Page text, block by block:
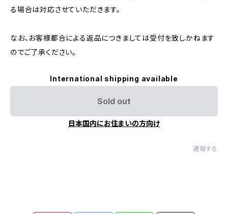
る場合は対応させていただきます。
なお、お客様都合による返品につきましては受付を致しかねます
のでご了承ください。
International shipping available
Sold out
日本国内にお住まいの方向け
通報する